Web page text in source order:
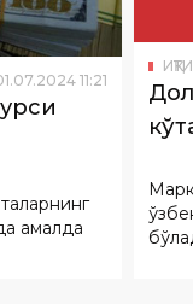
.07.2024 11:21
амалда